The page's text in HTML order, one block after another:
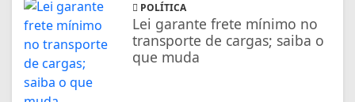
POLÍTICA
Lei garante frete mínimo no
transporte de cargas; saiba o
que muda